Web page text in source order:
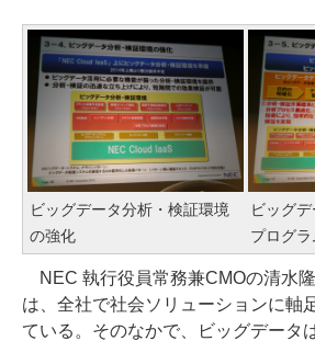
ビッグデータ分析・検証環境
の強化
ビッグ
プログ
NEC 執行役員常務兼CMOの清水
は、全社で社会ソリューションに軸
ている。そのなかで、ビッグデータ